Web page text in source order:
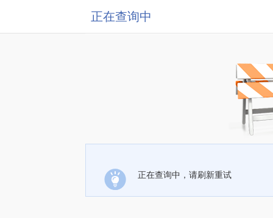
正在查询中
正在查询中，请刷新重试